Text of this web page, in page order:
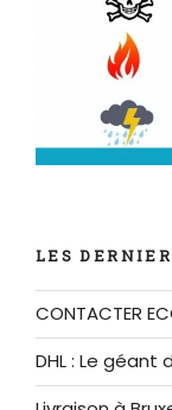
LES
CONTACTER
DHL : Le géant